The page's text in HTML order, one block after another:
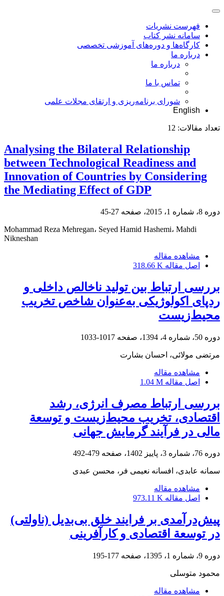
فهرست نشریات
سامانه نشر کتاب
کارگاه‌ها و دوره‌های آموزشی تخصصی
درباره ما
درباره ما
تماس با ما
شورای برنامه‌ریزی و ارتقای مجلات علمی
English
تعداد مقالات: 12
Analysing the Bilateral Relationship
between Technological Readiness and
Innovation of Countries by Considering
the Mediating Effect of GDP
دوره 8، شماره 1، 2015، صفحه 27-45
Mohammad Reza Mehregan، Seyed Hamid Hashemi، Mahdi
Nikneshan
مشاهده مقاله
اصل مقاله 318.66 K
بررسی ارتباط بین تولید ناخالص داخلی و
ردپای اکولوژیکی به‌عنوان شاخص تخریب
محیط‌زیست
دوره 50، شماره 4، 1394، صفحه 1017-1033
مرتضی مولائی، احسان بشارت
مشاهده مقاله
اصل مقاله 1.04 M
بررسی ارتباط مصرف انرژی، رشد
اقتصادی، تخریب محیط‌زیست و توسعة
مالی در فرآیند گرمایش جهانی
دوره 76، شماره 3، پاییز 1402، صفحه 479-492
سمانه عابدی، افسانه نعیمی فر، محسن عبدی
مشاهده مقاله
اصل مقاله 973.11 K
پیش‌درآمدی بر فرایند خلق بی‌بدیل (ناولتی)
در توسعة اقتصادی و کارآفرینی
دوره 9، شماره 1، 1395، صفحه 177-195
محمود متوسلی
مشاهده مقاله